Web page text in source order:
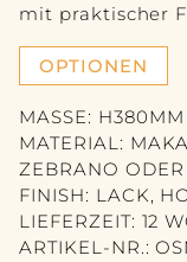
ACCESSORY
SKULPTUR
VASE
BILD
mit praktischer
OPTIONEN
MASSE:
MATERIAL:
ZEBRANO
FINISH: LACK,
LIEFERZEIT: 12
ARTIKEL-NR.: